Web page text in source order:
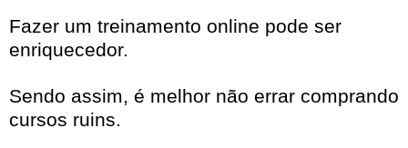
Fazer um treinamento online pode ser
enriquecedor.
Sendo assim, é melhor não errar comprando
cursos ruins.